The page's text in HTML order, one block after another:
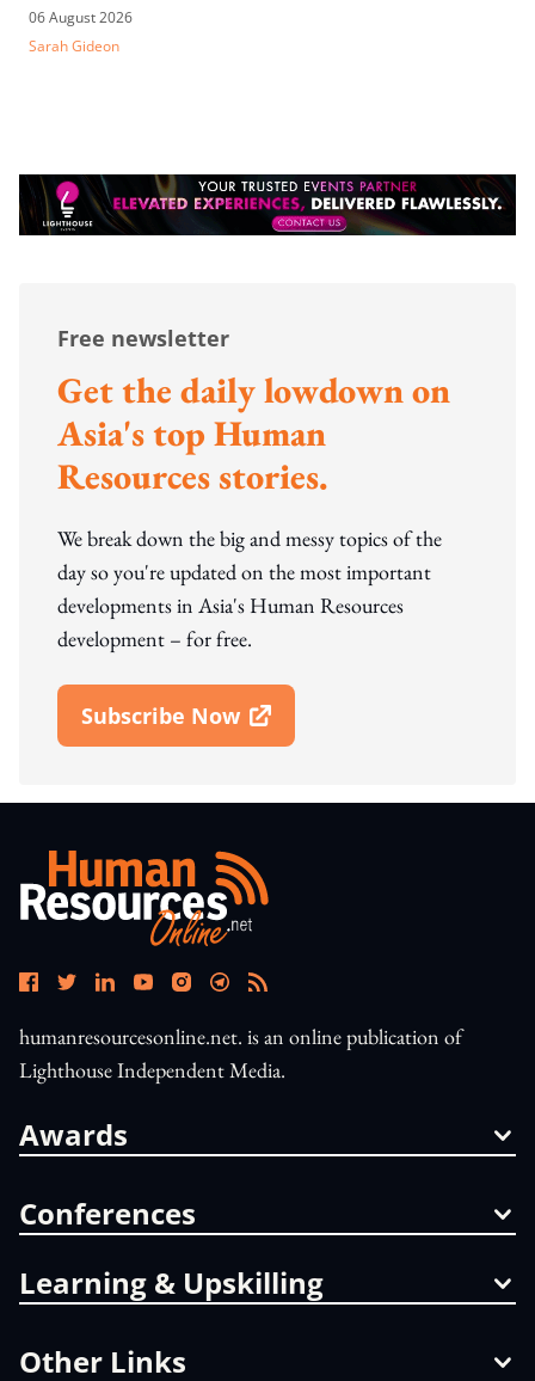
06 August 2026
Sarah Gideon
Free newsletter
Get the daily lowdown on
Asia's top Human
Resources stories.
We break down the big and messy topics of the
day so you're updated on the most important
developments in Asia's Human Resources
development – for free.
Subscribe Now
Open In New Window
humanresourcesonline.net. is an online publication of
Lighthouse Independent Media.
Awards
Conferences
Learning & Upskilling
Other Links